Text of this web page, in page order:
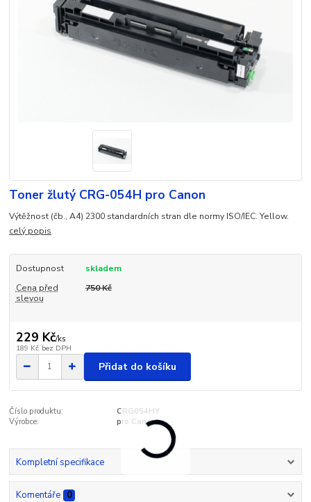
Toner žlutý CRG-054H pro Canon
Výtěžnost (čb., A4) 2300 standardních stran dle normy ISO/IEC. Yellow.
celý popis
Dostupnost
skladem
Cena před
slevou
750 Kč
229 Kč/ks
189 Kč bez DPH
Přidat do košíku
Číslo produktu:
CRG054HY
Výrobce:
pro Canon
Kompletní specifikace
Komentáře 0